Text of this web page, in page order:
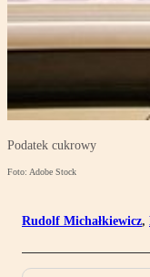
Podatek cukrowy
Foto: Adobe Stock
Rudolf Michałkiewicz,